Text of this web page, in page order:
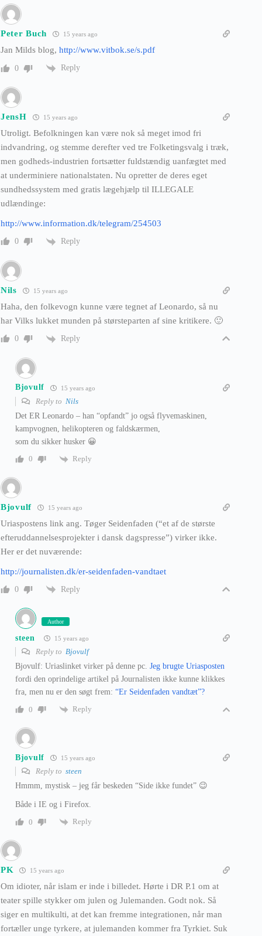
Peter Buch 15 years ago
Jan Milds blog, http://www.vitbok.se/s.pdf
0 Reply
JensH 15 years ago
Utroligt. Befolkningen kan være nok så meget imod fri
indvandring, og stemme derefter ved tre Folketingsvalg i træk,
men godheds-industrien fortsætter fuldstændig uanfægtet med
at underminiere nationalstaten. Nu opretter de deres eget
sundhedssystem med gratis lægehjælp til ILLEGALE
udlændinge:
http://www.information.dk/telegram/254503
0 Reply
Nils 15 years ago
Haha, den folkevogn kunne være tegnet af Leonardo, så nu
har Vilks lukket munden på størsteparten af sine kritikere. 🙂
0 Reply
Bjovulf 15 years ago
Reply to Nils
Det ER Leonardo – han “opfandt” jo også flyvemaskinen,
kampvognen, helikopteren og faldskærmen,
som du sikker husker 😀
0
Reply
Bjovulf 15 years ago
Uriaspostens link ang. Tøger Seidenfaden (“et af de største
efteruddannelsesprojekter i dansk dagspresse”) virker ikke.
Her er det nuværende:
http://journalisten.dk/er-seidenfaden-vandtaet
0 Reply
Author
steen 15 years ago
Reply to Bjovulf
Bjovulf: Uriaslinket virker på denne pc. Jeg brugte Uriasposten
fordi den oprindelige artikel på Journalisten ikke kunne klikkes
fra, men nu er den søgt frem: “Er Seidenfaden vandtæt”?
0
Reply
Bjovulf 15 years ago
Reply to steen
Hmmm, mystisk – jeg får beskeden “Side ikke fundet” 😉
Både i IE og i Firefox.
0
Reply
PK 15 years ago
Om idioter, når islam er inde i billedet. Hørte i DR P.1 om at
teater spille stykker om julen og Julemanden. Godt nok. Så
siger en multikulti, at det kan fremme integrationen, når man
fortæller unge tyrkere, at julemanden kommer fra Tyrkiet. Suk